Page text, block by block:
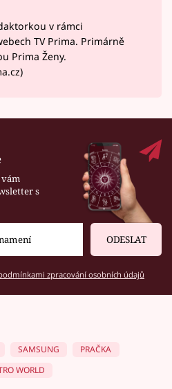
v rámci
TV Prima. Primárně
Prima Ženy.
vám
s
ODESLAT
zpracování osobních údajů
SAMSUNG
PRAČKA
WORLD